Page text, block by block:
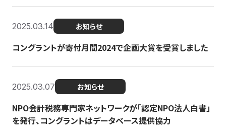
2025.03.14 お知らせ
コングラントが寄付月間2024で企画大賞を受賞しました
2025.03.07 お知らせ
NPO会計税務専門家ネットワークが「認定NPO法人白書」
を発行、コングラントはデータベース提供協力